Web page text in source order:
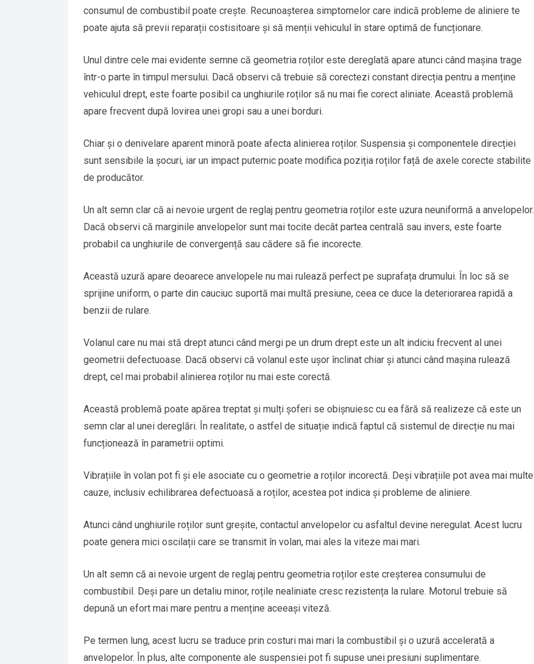
consumul de combustibil poate crește. Recunoașterea simptomelor care indică probleme de aliniere te
poate ajuta să previi reparații costisitoare și să menții vehiculul în stare optimă de funcționare.
Unul dintre cele mai evidente semne că geometria roților este dereglată apare atunci când mașina trage
într-o parte în timpul mersului. Dacă observi că trebuie să corectezi constant direcția pentru a menține
vehiculul drept, este foarte posibil ca unghiurile roților să nu mai fie corect aliniate. Această problemă
apare frecvent după lovirea unei gropi sau a unei borduri.
Chiar și o denivelare aparent minoră poate afecta alinierea roților. Suspensia și componentele direcției
sunt sensibile la șocuri, iar un impact puternic poate modifica poziția roților față de axele corecte stabilite
de producător.
Un alt semn clar că ai nevoie urgent de reglaj pentru geometria roților este uzura neuniformă a anvelopelor.
Dacă observi că marginile anvelopelor sunt mai tocite decât partea centrală sau invers, este foarte
probabil ca unghiurile de convergență sau cădere să fie incorecte.
Această uzură apare deoarece anvelopele nu mai rulează perfect pe suprafața drumului. În loc să se
sprijine uniform, o parte din cauciuc suportă mai multă presiune, ceea ce duce la deteriorarea rapidă a
benzii de rulare.
Volanul care nu mai stă drept atunci când mergi pe un drum drept este un alt indiciu frecvent al unei
geometrii defectuoase. Dacă observi că volanul este ușor înclinat chiar și atunci când mașina rulează
drept, cel mai probabil alinierea roților nu mai este corectă.
Această problemă poate apărea treptat și mulți șoferi se obișnuiesc cu ea fără să realizeze că este un
semn clar al unei dereglări. În realitate, o astfel de situație indică faptul că sistemul de direcție nu mai
funcționează în parametrii optimi.
Vibrațiile în volan pot fi și ele asociate cu o geometrie a roților incorectă. Deși vibrațiile pot avea mai multe
cauze, inclusiv echilibrarea defectuoasă a roților, acestea pot indica și probleme de aliniere.
Atunci când unghiurile roților sunt greșite, contactul anvelopelor cu asfaltul devine neregulat. Acest lucru
poate genera mici oscilații care se transmit în volan, mai ales la viteze mai mari.
Un alt semn că ai nevoie urgent de reglaj pentru geometria roților este creșterea consumului de
combustibil. Deși pare un detaliu minor, roțile nealiniate cresc rezistența la rulare. Motorul trebuie să
depună un efort mai mare pentru a menține aceeași viteză.
Pe termen lung, acest lucru se traduce prin costuri mai mari la combustibil și o uzură accelerată a
anvelopelor. În plus, alte componente ale suspensiei pot fi supuse unei presiuni suplimentare.